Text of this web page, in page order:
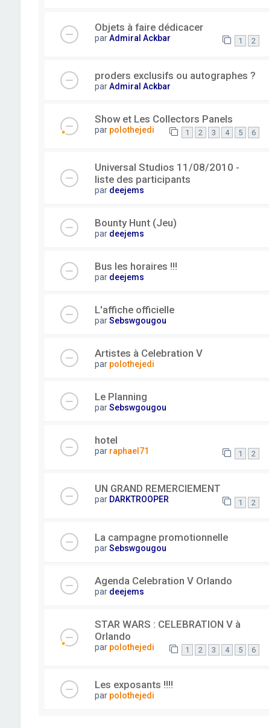
Objets à faire dédicacer
parAdmiral Ackbar 1 2
proders exclusifs ou autographes ?
parAdmiral Ackbar
Show et Les Collectors Panels
par polothejedi 1 2 3 4 5 6
Universal Studios 11/08/2010 -
liste des participants
par deejems
Bounty Hunt (Jeu)
par deejems
Bus les horaires !!!
par deejems
L'affiche officielle
parSebswgougou
Artistes à Celebration V
par polothejedi
Le Planning
parSebswgougou
hotel
par raphael71 1 2
UN GRAND REMERCIEMENT
par DARKTROOPER 1 2
La campagne promotionnelle
parSebswgougou
Agenda Celebration V Orlando
par deejems
STAR WARS : CELEBRATION V à
Orlando
par polothejedi 1 2 3 4 5 6
Les exposants !!!!
par polothejedi